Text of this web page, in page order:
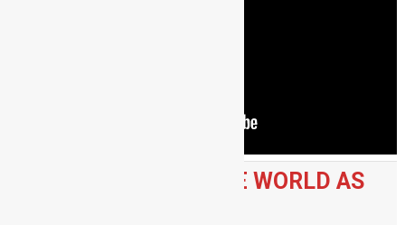
IT’S THE END OF THE WORLD AS